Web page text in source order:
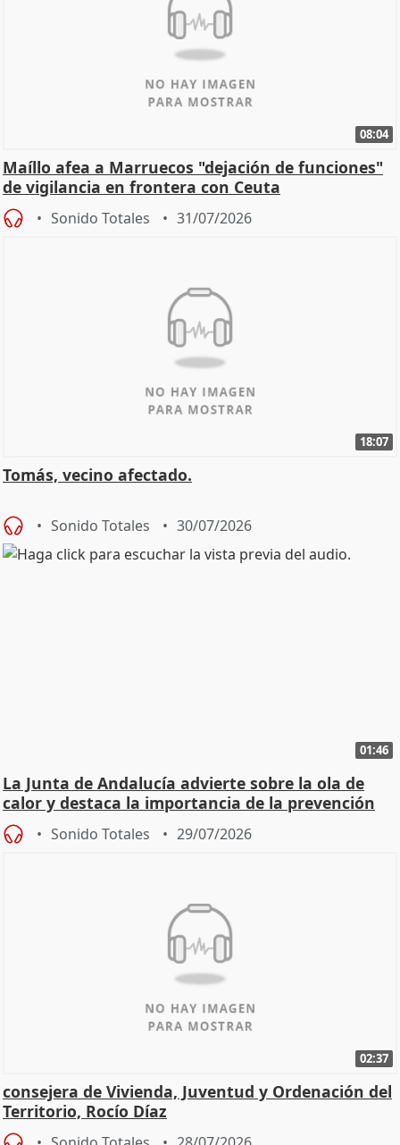
08:04
Maíllo afea a Marruecos "dejación de funciones"
de vigilancia en frontera con Ceuta
Sonido Totales 31/07/2026
18:07
Tomás, vecino afectado.
Sonido Totales 30/07/2026
01:46
La Junta de Andalucía advierte sobre la ola de
calor y destaca la importancia de la prevención
Sonido Totales 29/07/2026
02:37
consejera de Vivienda, Juventud y Ordenación del
Territorio, Rocío Díaz